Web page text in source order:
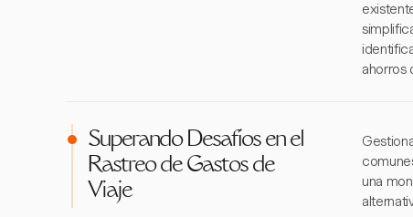
ahorros
Superando Desafíos en el
Rastreo de Gastos de
Viaje
una